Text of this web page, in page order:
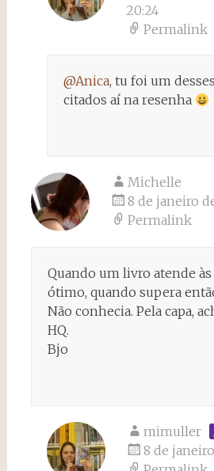
20:24
Permalink
@Anica, tu foi um
citados aí na resenha
Michelle
8 de janeiro
Permalink
Quando um livro atende
ótimo, quando supera
Não conhecia. Pela capa,
HQ.
Bjo
mimuller
8 de